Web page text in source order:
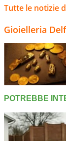
Tutte le notizie
Gioielleria